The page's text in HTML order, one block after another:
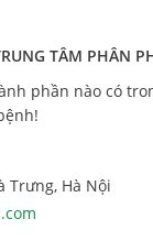
TÂM PHÂN
phần nào có
Trưng, Hà Nội